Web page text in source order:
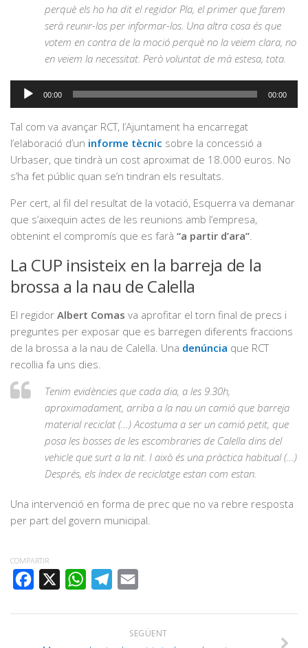
perquè els ho ha dit el regidor Pla, el primer que farem
serà reunir-los per informar-los. Una altra cosa és que
votem en contra de la moció perquè no la veiem clara, no
en veiem la necessitat. Però voluntat de mà estesa, tota.
Reproductor
00:00 00:00
Tal com va avançar RCT, l’Ajuntament ha encarregat
l’elaboració d’un informe tècnic sobre la concessió a
Urbaser, que tindrà un cost aproximat de 18.000 euros. No
s’ha fet públic quan se’n tindran els resultats.
Per cert, al fil del resultat de la votació, Esquerra va demanar
que s’aixequin actes de les reunions amb l’empresa,
obtenint el compromís que es farà “a partir d’ara”
La CUP insisteix en la barreja de la
brossa a la nau de Calella
El regidor Albert Comas va aprofitar el torn final de precs i
preguntes per exposar que es barregen diferents fraccions
de la brossa a la nau de Calella. Una denúncia que RCT
recollia fa uns dies.
Tenim evidències que cada dia, a les 9.30h,
aproximadament, arriba a la nau un camió que barreja
material reciclat (…) Acostuma a ser un camió petit, que
posa les bosses de les escombraries de Calella dins del
vehicle que surt a la nit. I això és una pràctica habitual (…)
Després, els índex de reciclatge estan com estan.
Una intervenció en forma de prec que no va rebre resposta
per part del govern municipal.
COMPARTIR
FACEBOOK
WHATSAPPTELEGRAM
SEGÜENT